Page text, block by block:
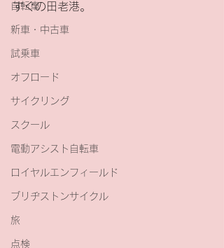
自転車
新車・中古車
試乗車
オフロード
サイクリング
スクール
電動アシスト自転車
ロイヤルエンフィールド
ブリヂストンサイクル
旅
点検
すぐの田老港。